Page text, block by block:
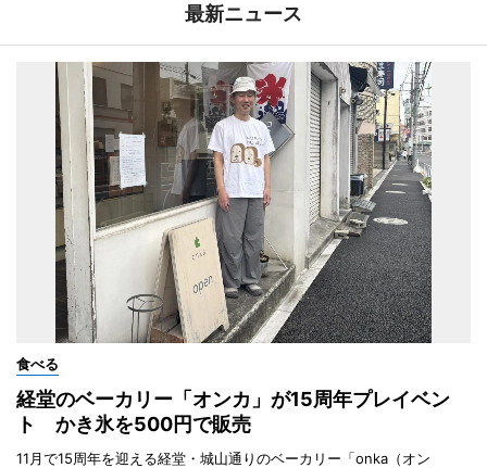
最新ニュース
食べる
経堂のベーカリー「オンカ」が15周年プレイベン
ト かき氷を500円で販売
11月で15周年を迎える経堂・城山通りのベーカリー「onka（オン